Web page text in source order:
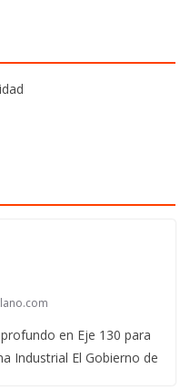
en Eje 130 para
Industrial El Gobierno de